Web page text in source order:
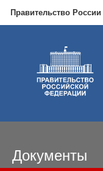
Правительство России
Документы